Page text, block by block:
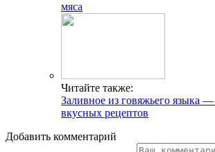
мяса
Читайте также:
Заливное из говяжьего языка
вкусных рецептов
Добавить комментарий